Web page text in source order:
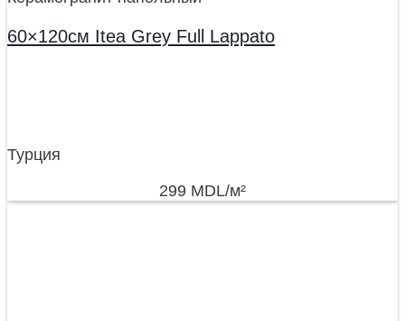
60×120см Itea Grey Full Lappato
Турция
299 MDL/м²